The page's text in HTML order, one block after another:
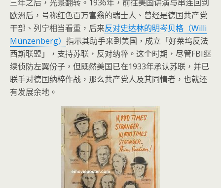
三年之后，光景翻转。1936年，前往美国讲演与串连回到
欧洲后，号称红色百万富翁的瑞士人、曾经是德国共产党
干部、列宁相当看重，后来反对史达林的明岑贝格（Willi
Münzenberg） 指示其助手来到美国，成立「好莱坞反法
西斯联盟」，支持苏联，反对纳粹。这个时期，尽管FBI继
续侦防左翼份子，但既然美国已在1933年承认苏联，并已
联手对德国纳粹作战，那么共产党人及其同情者，也就还
有发展余地。